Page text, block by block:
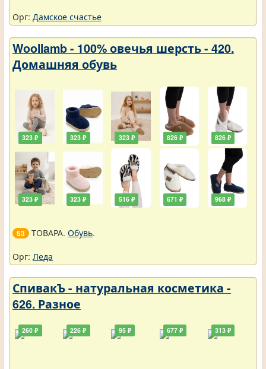
Орг: Дамское счастье
Woollamb - 100% овечья шерсть - 420.
Домашняя обувь
323 ₽
323 ₽
323 ₽
323 ₽
323 ₽
516 ₽
826 ₽
671 ₽
826 ₽
968 ₽
53 ТОВАРА. Обувь.
Орг: Леда
СпивакЪ - натуральная косметика -
626. Разное
260 ₽ 226 ₽ 95 ₽ 677 ₽ 313 ₽